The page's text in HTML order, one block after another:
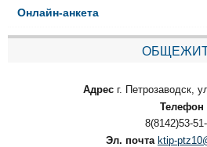
Онлайн-анкета
Адрес г. Петрозаводск,
Телефон
8(8142)53-
Эл. почта ktip-